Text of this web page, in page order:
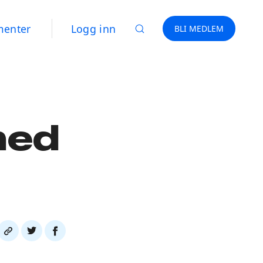
Logg inn BLI MEDLEM
Del
på
Del
på